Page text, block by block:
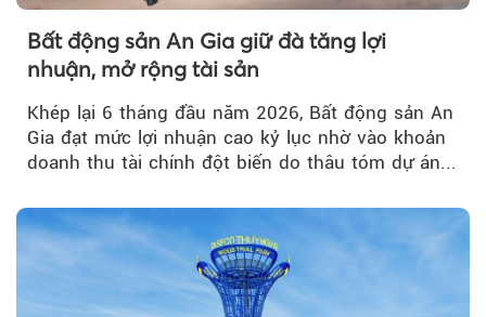
Bất động sản An Gia giữ đà tăng lợi
nhuận, mở rộng tài sản
Khép lại 6 tháng đầu năm 2026, Bất động sản An
Gia đạt mức lợi nhuận cao kỷ lục nhờ vào khoản
doanh thu tài chính đột biến do thâu tóm dự án...